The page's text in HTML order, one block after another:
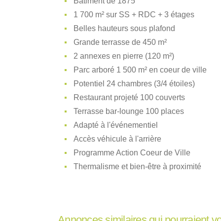
1 700 m² sur SS + RDC + 3 étages
Belles hauteurs sous plafond
Grande terrasse de 450 m²
2 annexes en pierre (120 m²)
Parc arboré 1 500 m² en coeur de ville
Potentiel 24 chambres (3/4 étoiles)
Restaurant projeté 100 couverts
Terrasse bar-lounge 100 places
Adapté à l'événementiel
Accès véhicule à l'arrière
Programme Action Coeur de Ville
Thermalisme et bien-être à proximité